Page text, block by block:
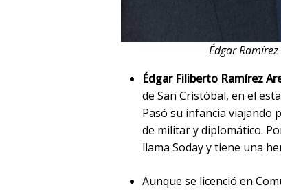
Édgar
Édgar Filiberto Ramírez
de San Cristóbal, en el
Pasó su infancia viajando
de militar y diplomático.
llama Soday y tiene una
Aunque se licenció en